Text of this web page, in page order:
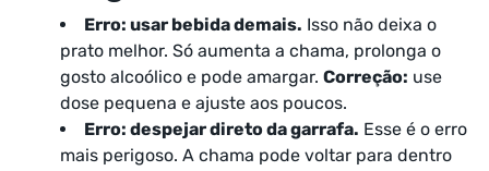
Erro: usar bebida demais. Isso não deixa o
prato melhor. Só aumenta a chama, prolonga o
gosto alcoólico e pode amargar. Correção: use
dose pequena e ajuste aos poucos.
Erro: despejar direto da garrafa. Esse é o erro
mais perigoso. A chama pode voltar para dentro